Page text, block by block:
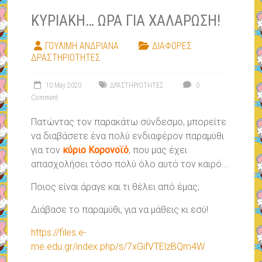
ΚΥΡΙΑΚΗ… ΩΡΑ ΓΙΑ ΧΑΛΑΡΩΣΗ!
ΓΟΥΛΙΜΗ ΑΝΔΡΙΑΝΑ
ΔΙΑΦΟΡΕΣ
ΔΡΑΣΤΗΡΙΟΤΗΤΕΣ
10 May 2020 ΔΡΑΣΤΗΡΙΟΤΗΤΕΣ
0
Comment
Πατώντας τον παρακάτω σύνδεσμο, μπορείτε
να διαβάσετε ένα πολύ ενδιαφέρον παραμύθι
για τον κύριο Κορονοϊό, που μας έχει
απασχολήσει τόσο πολύ όλο αυτό τον καιρό...
Ποιος είναι άραγε και τι θέλει από έμας;
Διάβασε το παραμύθι, για να μάθεις κι εσύ!
https://files.e-
me.edu.gr/index.php/s/7xGifVTElzBQm4W